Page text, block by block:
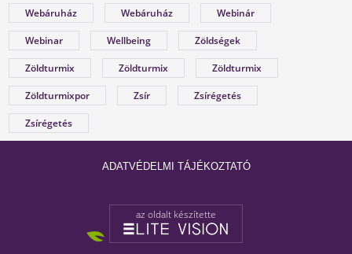
Webáruház Webáruház Webinár
Webinar Wellbeing Zöldségek
Zöldturmix Zöldturmix Zöldturmix
Zöldturmixpor Zsír Zsírégetés
Zsírégetés
ADATVÉDELMI TÁJÉKOZTATÓ
az oldalt készítette